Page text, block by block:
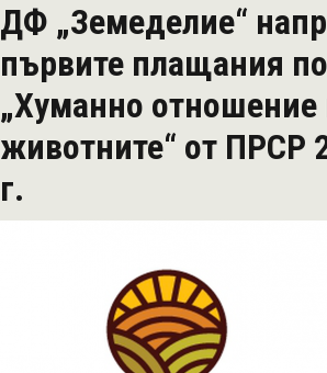
на
проекта
по
подмярка
4.2.
маркетинг
на
селскостопански
продукти“
ДФ „Земеделие“
първите плащания
„Хуманно
животните“ от ПРСР
г.